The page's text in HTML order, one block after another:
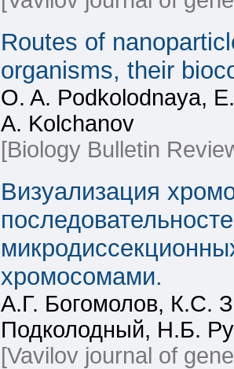
Routes of
organisms, their
O. A. Podkolodnaya,
A. Kolchanov
[Biology Bulletin
Визуализация
хромосомами.
А.Г. Богомолов, К.С.
Подколодный, Н.Б.
[Vavilov journal of